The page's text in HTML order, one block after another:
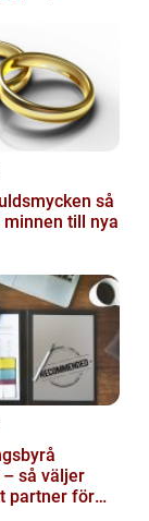
så
till nya
så väljer
partner för